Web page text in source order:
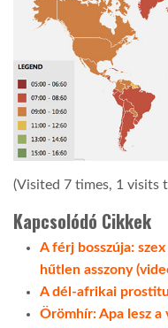
(Visited 7 times, 1 visits
Kapcsolódó Cikkek
A férj bosszúja:
hűtlen asszony
A dél-afrikai
Örömhír: Apa lesz